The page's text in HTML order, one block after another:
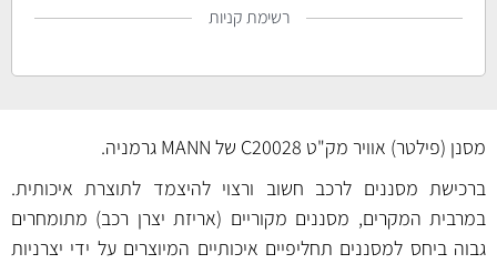
רשימת קניות
מסנן (פילטר) אוויר מק"ט C20028 של MANN גרמניה.
ברכישת מסננים לרכב חשוב ורצוי להיצמד לתוצרת איכותית.
במרבית המקרים, מסננים מקוריים (אריזת יצרן רכב) מתומחרים
גבוה ביחס למסננים תחליפיים איכותיים המיוצרים על ידי יצרניות